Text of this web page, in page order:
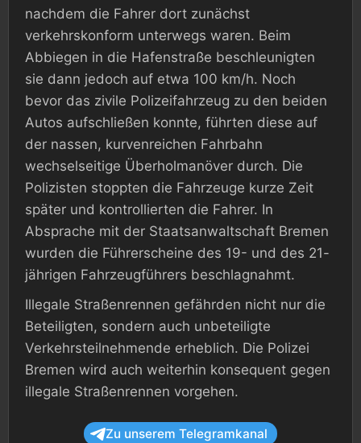
nachdem die Fahrer dort zunächst
verkehrskonform unterwegs waren. Beim
Abbiegen in die Hafenstraße beschleunigten
sie dann jedoch auf etwa 100 km/h. Noch
bevor das zivile Polizeifahrzeug zu den beiden
Autos aufschließen konnte, führten diese auf
der nassen, kurvenreichen Fahrbahn
wechselseitige Überholmanöver durch. Die
Polizisten stoppten die Fahrzeuge kurze Zeit
später und kontrollierten die Fahrer. In
Absprache mit der Staatsanwaltschaft Bremen
wurden die Führerscheine des 19- und des 21-
jährigen Fahrzeugführers beschlagnahmt.
Illegale Straßenrennen gefährden nicht nur die
Beteiligten, sondern auch unbeteiligte
Verkehrsteilnehmende erheblich. Die Polizei
Bremen wird auch weiterhin konsequent gegen
illegale Straßenrennen vorgehen.
Zu unserem Telegramkanal